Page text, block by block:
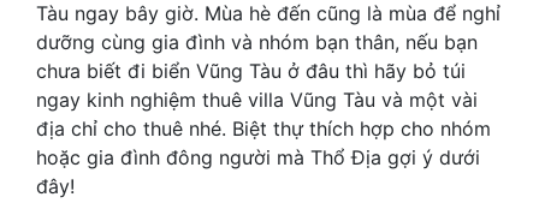
Tàu ngay bây giờ. Mùa hè đến cũng là mùa để nghỉ
dưỡng cùng gia đình và nhóm bạn thân, nếu bạn
chưa biết đi biển Vũng Tàu ở đâu thì hãy bỏ túi
ngay kinh nghiệm thuê villa Vũng Tàu và một vài
địa chỉ cho thuê nhé. Biệt thự thích hợp cho nhóm
hoặc gia đình đông người mà Thổ Địa gợi ý dưới
đây!